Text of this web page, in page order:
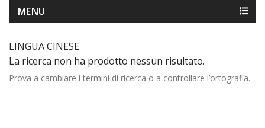
MENU
LINGUA CINESE
La ricerca non ha prodotto nessun risultato.
Prova a cambiare i termini di ricerca o a controllare l’ortografia.